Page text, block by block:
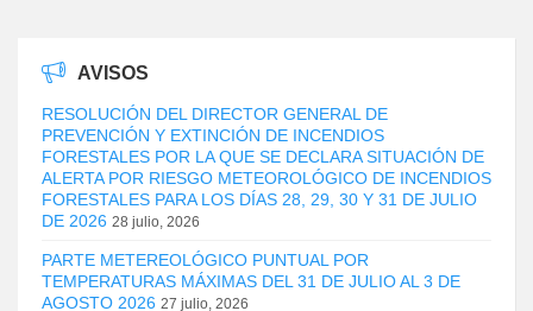
AVISOS
RESOLUCIÓN DEL DIRECTOR GENERAL DE
PREVENCIÓN Y EXTINCIÓN DE INCENDIOS
FORESTALES POR LA QUE SE DECLARA SITUACIÓN DE
ALERTA POR RIESGO METEOROLÓGICO DE INCENDIOS
FORESTALES PARA LOS DÍAS 28, 29, 30 Y 31 DE JULIO
DE 2026 28 julio, 2026
PARTE METEREOLÓGICO PUNTUAL POR
TEMPERATURAS MÁXIMAS DEL 31 DE JULIO AL 3 DE
AGOSTO 2026 27 julio, 2026